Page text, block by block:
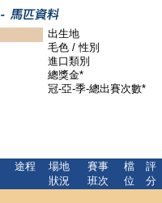
出生地
毛色 / 性別
進口類別
總獎金*
冠-亞-季-總出賽次數*
途程
場地
狀況
賽事
班次
檔
位
評
分